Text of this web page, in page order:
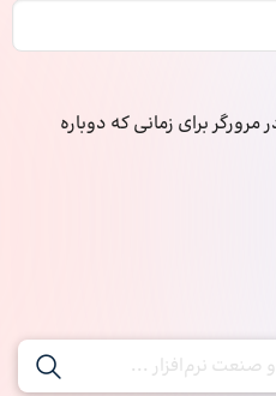
برای زمانی که دوباره